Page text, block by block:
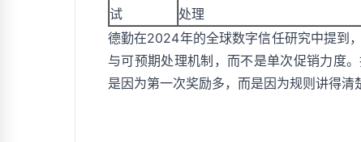
试
处理
德勤在2024年的全球数字信任研究中提到
与可预期处理机制，而不是单次促销力度
是因为第一次奖励多，而是因为规则讲得清